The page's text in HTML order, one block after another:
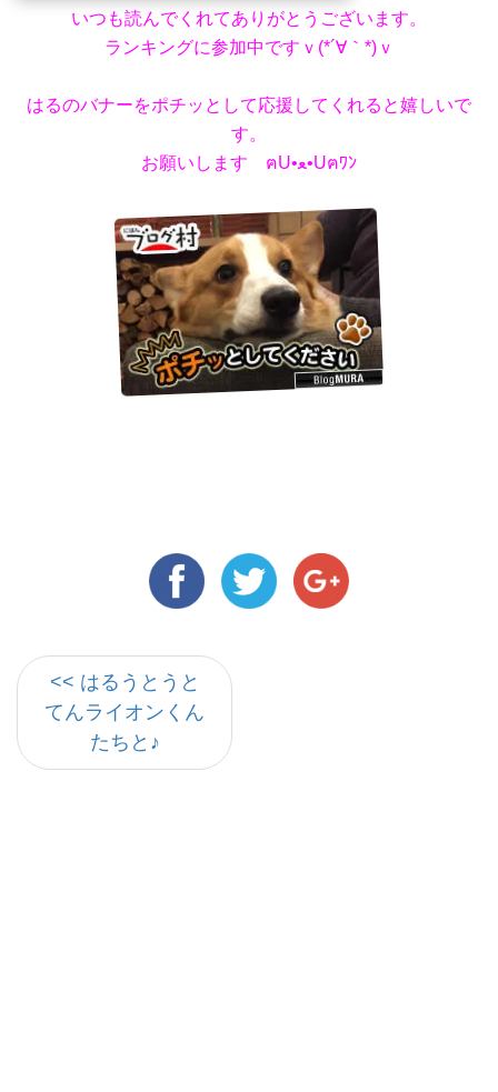
いつも読んでくれてありがとうございます。
ランキングに参加中ですｖ(*´∀｀*)ｖ
はるのバナーをポチッとして応援してくれると嬉しいで
す。
お願いします ฅU•ﻌ•Uฅﾜﾝ
<< はるうとうと
てんライオンくん
たちと♪